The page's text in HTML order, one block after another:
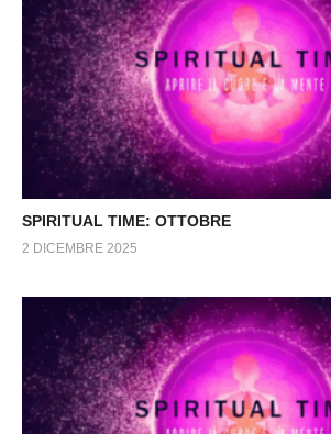
SPIRITUAL TIME: OTTOBRE
2 DICEMBRE 2025